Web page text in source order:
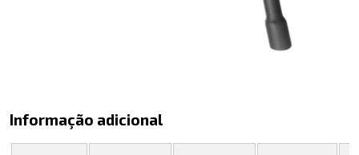
Informação adicional